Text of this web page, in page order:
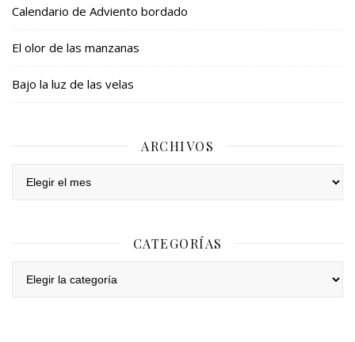
Calendario de Adviento bordado
El olor de las manzanas
Bajo la luz de las velas
ARCHIVOS
CATEGORÍAS